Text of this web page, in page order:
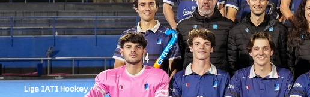
Liga IATI Hockey